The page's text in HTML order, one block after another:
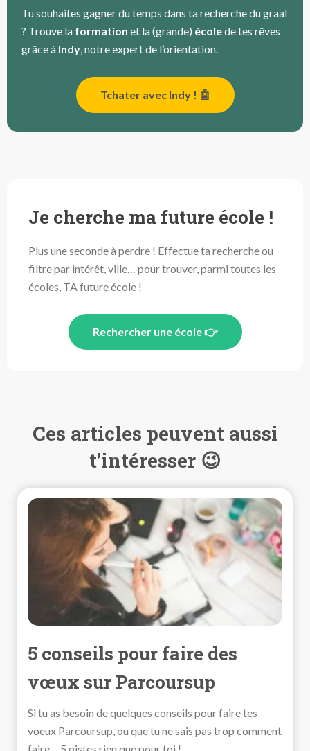
Tu souhaites gagner du temps dans ta recherche du graal
? Trouve la formation et la (grande) écolede tes rêves
grâce à Indy, notre expert de l’orientation.
Tchater avec Indy ! 🤖
Je cherche ma future école !
Plus une seconde à perdre ! Effectue ta recherche ou
filtre par intérêt, ville… pour trouver, parmi toutes les
écoles, TA future école !
Rechercher une école 👉
Ces articles peuvent aussi
t’intéresser 😉
5 conseils pour faire des
vœux sur Parcoursup
Si tu as besoin de quelques conseils pour faire tes
voeux Parcoursup, ou que tu ne sais pas trop comment